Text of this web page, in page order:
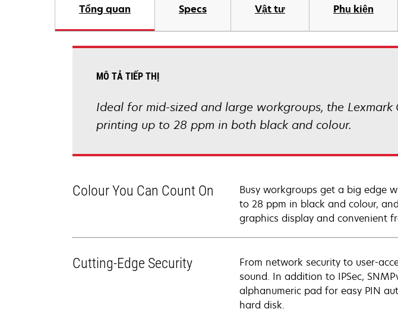
Tổng quan Specs Vật tư Phụ kiện
MÔ TẢ TIẾP THỊ
Ideal for mid-sized and large workgroups, the
printing up to 28 ppm in both black and colour.
Colour You Can Count On
Busy workgroups get a big edge
to 28 ppm in black and colour,
graphics display and convenient
Cutting-Edge Security
From network security to user-
sound. In addition to IPSec,
alphanumeric pad for easy PIN
hard disk.